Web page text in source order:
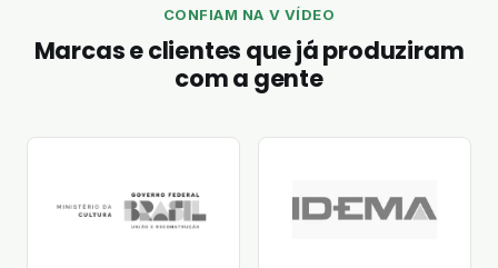
CONFIAM NA V VÍDEO
Marcas e clientes que já produziram
com a gente